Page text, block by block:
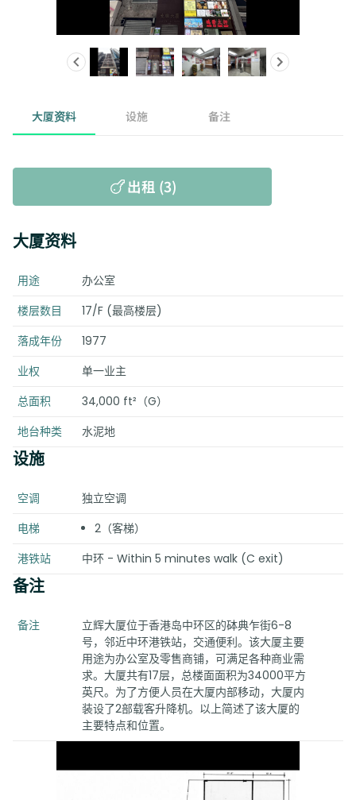
大厦资料 设施 备注
出租 (3)
大厦资料
用途
办公室
楼层数目
17/F (最高楼层)
落成年份
1977
业权
单一业主
总面积
34,000 ft²（G）
地台种类
水泥地
设施
空调
独立空调
电梯
2（客梯）
港铁站
中环 - Within 5 minutes walk (C exit)
备注
备注
立辉大厦位于香港岛中环区的砵典乍街6-8
号，邻近中环港铁站，交通便利。该大厦主要
用途为办公室及零售商铺，可满足各种商业需
求。大厦共有17层，总楼面面积为34000平方
英尺。为了方便人员在大厦内部移动，大厦内
装设了2部载客升降机。以上简述了该大厦的
主要特点和位置。